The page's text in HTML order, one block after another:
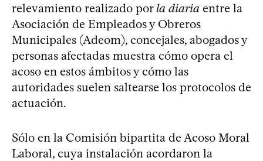
relevamiento realizado porla diaria entre la
Asociación de Empleados y Obreros
Municipales (Adeom), concejales, abogados y
personas afectadas muestra cómo opera el
acoso en estos ámbitos y cómo las
autoridades suelen saltearse los protocolos de
actuación.
Sólo en la Comisión bipartita de Acoso Moral
Laboral, cuya instalación acordaron la